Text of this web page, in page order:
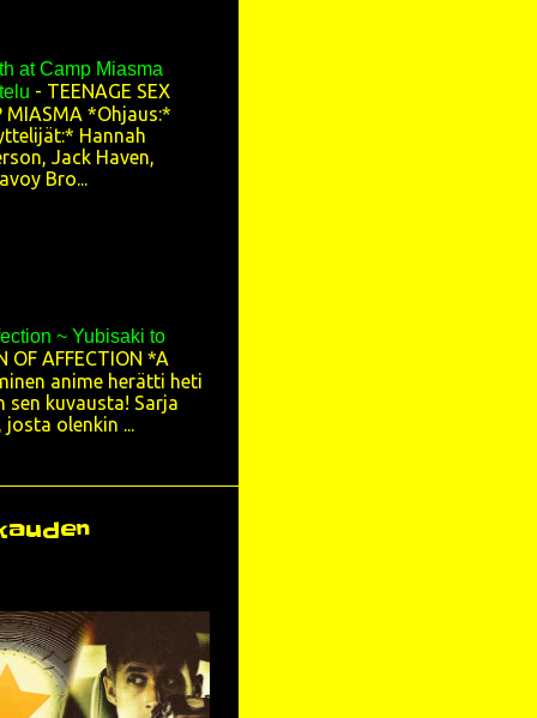
130
18
7
at Camp Miasma
- TEENAGE SEX
MIASMA *Ohjaus:*
Hannah
Jack Haven,
Bro...
~ Yubisaki to
OF AFFECTION *A
anime herätti heti
sen kuvausta! Sarja
olenkin ...